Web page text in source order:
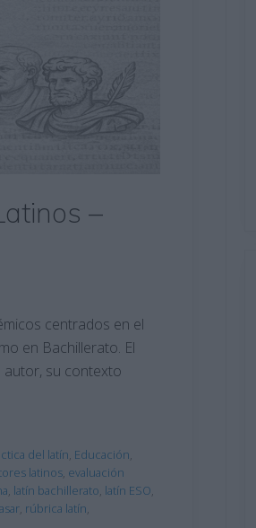
–
centrados en el
en Bachillerato. El
autor, su contexto
del latín, Educación,
latinos, evaluación
, latín bachillerato, latín ESO,
, rúbrica latín,